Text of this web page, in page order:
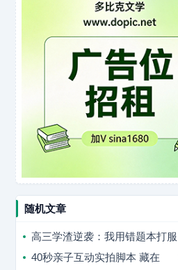
随机文章
高三学渣逆袭：我用错题本打服
40秒亲子互动实拍脚本 藏在